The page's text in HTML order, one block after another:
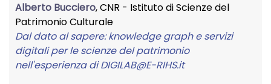
Alberto Bucciero, CNR - Istituto di Scienze del
Patrimonio Culturale
Dal dato al sapere: knowledge graph e servizi
digitali per le scienze del patrimonio
nell'esperienza di DIGILAB@E-RIHS.it